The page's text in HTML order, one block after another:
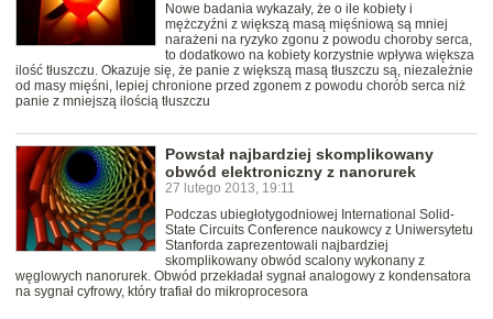
Nowe badania wykazały, że o ile kobiety i
mężczyźni z większą masą mięśniową są mniej
narażeni na ryzyko zgonu z powodu choroby serca,
to dodatkowo na kobiety korzystnie wpływa większa
ilość tłuszczu. Okazuje się, że panie z większą masą tłuszczu są, niezależnie
od masy mięśni, lepiej chronione przed zgonem z powodu chorób serca niż
panie z mniejszą ilością tłuszczu
Powstał najbardziej skomplikowany
obwód elektroniczny z nanorurek
27 lutego 2013, 19:11
Podczas ubiegłotygodniowej International Solid-
State Circuits Conference naukowcy z Uniwersytetu
Stanforda zaprezentowali najbardziej
skomplikowany obwód scalony wykonany z
węglowych nanorurek. Obwód przekładał sygnał analogowy z kondensatora
na sygnał cyfrowy, który trafiał do mikroprocesora